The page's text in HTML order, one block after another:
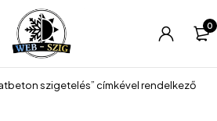
0
szigetelés” címkével rendelkező